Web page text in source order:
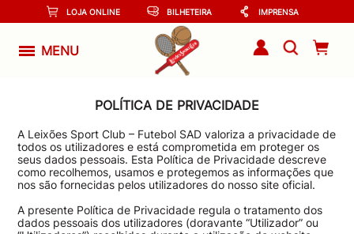
LOJA ONLINE BILHETEIRA IMPRENSA
MENU
POLÍTICA DE PRIVACIDADE
A Leixões Sport Club – Futebol SAD valoriza a privacidade de
todos os utilizadores e está comprometida em proteger os
seus dados pessoais. Esta Política de Privacidade descreve
como recolhemos, usamos e protegemos as informações que
nos são fornecidas pelos utilizadores do nosso site oficial.
A presente Política de Privacidade regula o tratamento dos
dados pessoais dos utilizadores (doravante “Utilizador” ou